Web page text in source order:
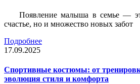
Появление малыша в семье —
счастье, но и множество новых забот
Подробнее
17.09.2025
Спортивные костюмы: от
эволюция стиля и комфорта